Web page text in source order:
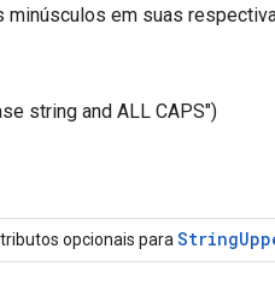
minúsculos em suas
string and ALL CAPS")
opcionais para String